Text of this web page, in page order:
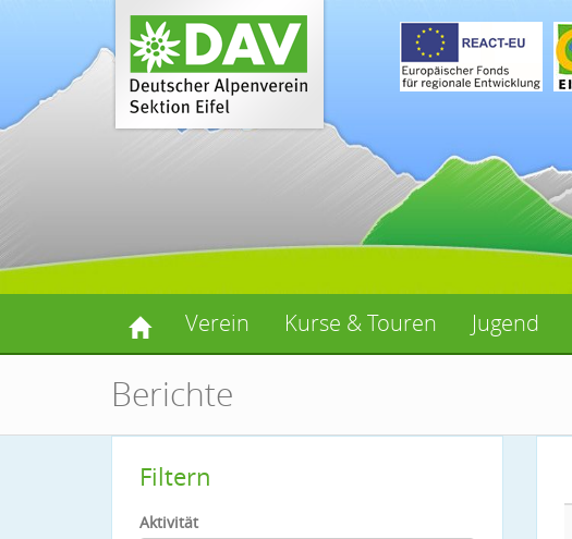
Verein Kurse & Touren Jugend
Berichte
Filtern
Aktivität